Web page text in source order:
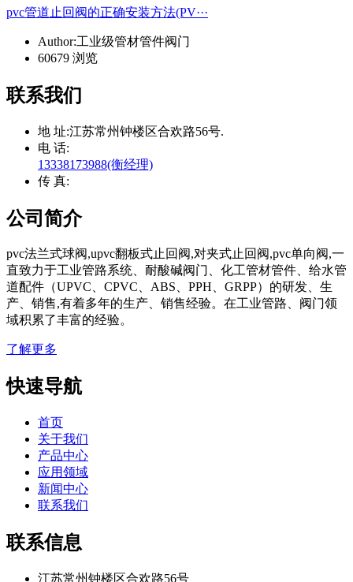
pvc管道止回阀的正确安装方法(PV···
Author:工业级管材管件阀门
60679 浏览
联系我们
地 址:江苏常州钟楼区合欢路56号.
电 话:
13338173988(衡经理)
传 真:
公司简介
pvc法兰式球阀,upvc翻板式止回阀,对夹式止回阀,pvc单向阀,一
直致力于工业管路系统、耐酸碱阀门、化工管材管件、给水管
道配件（UPVC、CPVC、ABS、PPH、GRPP）的研发、生
产、销售,有着多年的生产、销售经验。在工业管路、阀门领
域积累了丰富的经验。
了解更多
快速导航
首页
关于我们
产品中心
应用领域
新闻中心
联系我们
联系信息
江苏常州钟楼区合欢路56号